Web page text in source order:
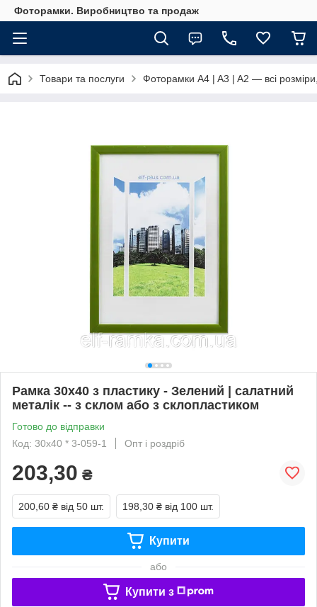
Фоторамки. Виробництво та продаж
Товари та послуги Фоторамки A4 | A3 | A2 — всі
Рамка 30х40 з пластику - Зелений | салатний
металік -- з склом або з склопластиком
Готово до відправки
Код: 30х40 * 3-059-1
Опт і роздріб
203,30 ₴
200,60 ₴ від 50 шт. 198,30 ₴ від 100 шт.
Купити
або
Купити з